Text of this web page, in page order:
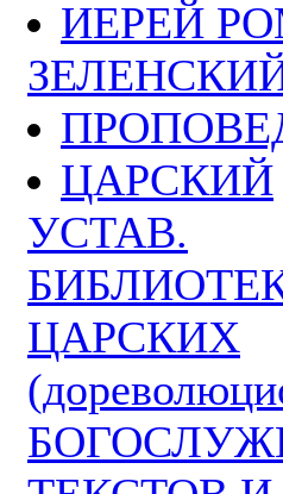
ИЕРЕЙ
ЦАРСКИЙ
УСТАВ.
ЦАРСКИХ